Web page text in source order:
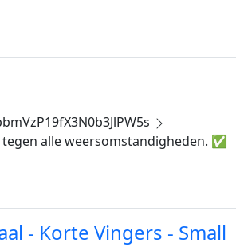
alle weersomstandigheden. ✅
- Korte Vingers - Small